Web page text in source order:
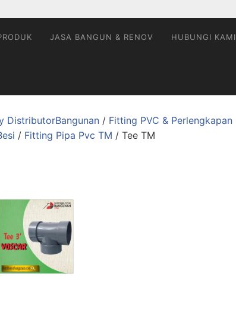
JASA BANGUN & RENOV HUBUNGI KAMI
DistributorBangunan / Fitting PVC & Perlengkapan
/ Fitting Pipa Pvc TM / Tee TM